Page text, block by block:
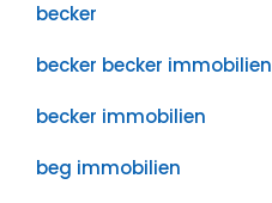
becker
becker becker immobilien
becker immobilien
beg immobilien